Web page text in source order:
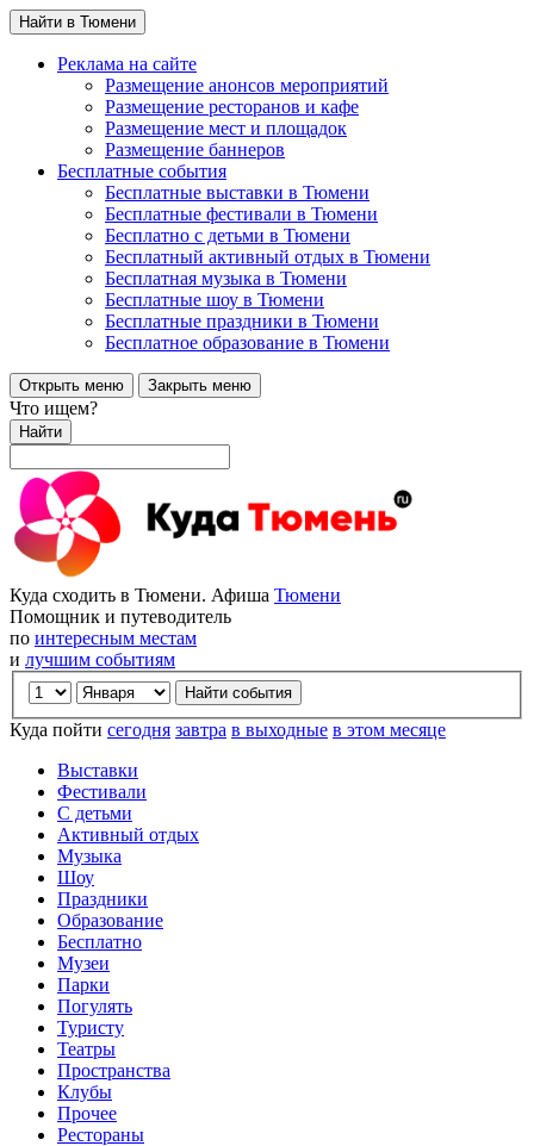
Найти в Тюмени
Реклама на сайте
Размещение анонсов мероприятий
Размещение ресторанов и кафе
Размещение мест и площадок
Размещение баннеров
Бесплатные события
Бесплатные выставки в Тюмени
Бесплатные фестивали в Тюмени
Бесплатно с детьми в Тюмени
Бесплатный активный отдых в Тюмени
Бесплатная музыка в Тюмени
Бесплатные шоу в Тюмени
Бесплатные праздники в Тюмени
Бесплатное образование в Тюмени
Открыть меню Закрыть меню
Что ищем?
Найти
Куда сходить в Тюмени. Афиша Тюмени
Помощник и путеводитель
по интересным местам
и лучшим событиям
Куда пойти сегодня завтра в выходные в этом месяце
Выставки
Фестивали
С детьми
Активный отдых
Музыка
Шоу
Праздники
Образование
Бесплатно
Музеи
Парки
Погулять
Туристу
Театры
Пространства
Клубы
Прочее
Рестораны